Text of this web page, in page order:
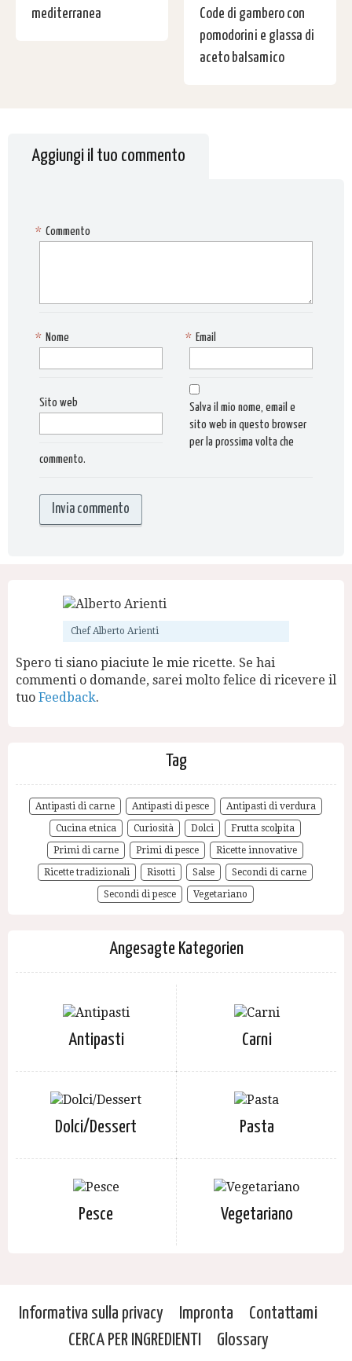
mediterranea
Code di gambero con
pomodorini e glassa di
aceto balsamico
Aggiungi il tuo commento
Commento
*
Nome
* Email
*
Sito web
Salva il mio nome, email e
sito web in questo browser
per la prossima volta che
commento.
Chef Alberto Arienti
Spero ti siano piaciute le mie ricette. Se hai
commenti o domande, sarei molto felice di ricevere il
tuo Feedback.
Tag
Antipasti di carne Antipasti di pesce
Antipasti di verdura
Cucina etnica
Curiosità Dolci
Frutta scolpita
Primi di carne
Primi di pesce
Ricette innovative
Ricette tradizionali
Risotti Salse
Secondi di carne
Secondi di pesce
Vegetariano
Angesagte Kategorien
Antipasti Carni
Dolci/Dessert Pasta
Pesce Vegetariano
Informativa sulla privacy Impronta
Contattami
CERCA PER INGREDIENTI
Glossary